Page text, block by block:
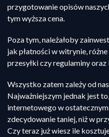
przygotowanie opisów
tym wyższa cena.
Poza tym, należałoby
jak płatności w witrynie,
przesyłki czy regulaminy oraz
Wszystko zatem zależy od
Najważniejszym jednak jest
internetowego w
zdecydowanie taniej, niż w
Czy teraz już wiesz ile